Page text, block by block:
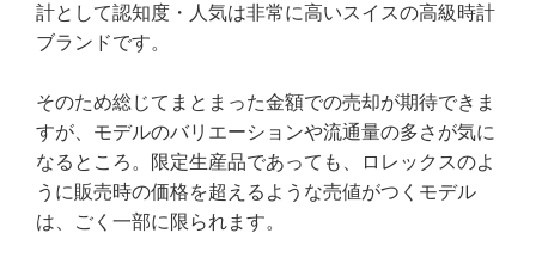
計として認知度・人気は非常に高いスイスの高級時計
ブランドです。
そのため総じてまとまった金額での売却が期待できま
すが、モデルのバリエーションや流通量の多さが気に
なるところ。限定生産品であっても、ロレックスのよ
うに販売時の価格を超えるような売値がつくモデル
は、ごく一部に限られます。